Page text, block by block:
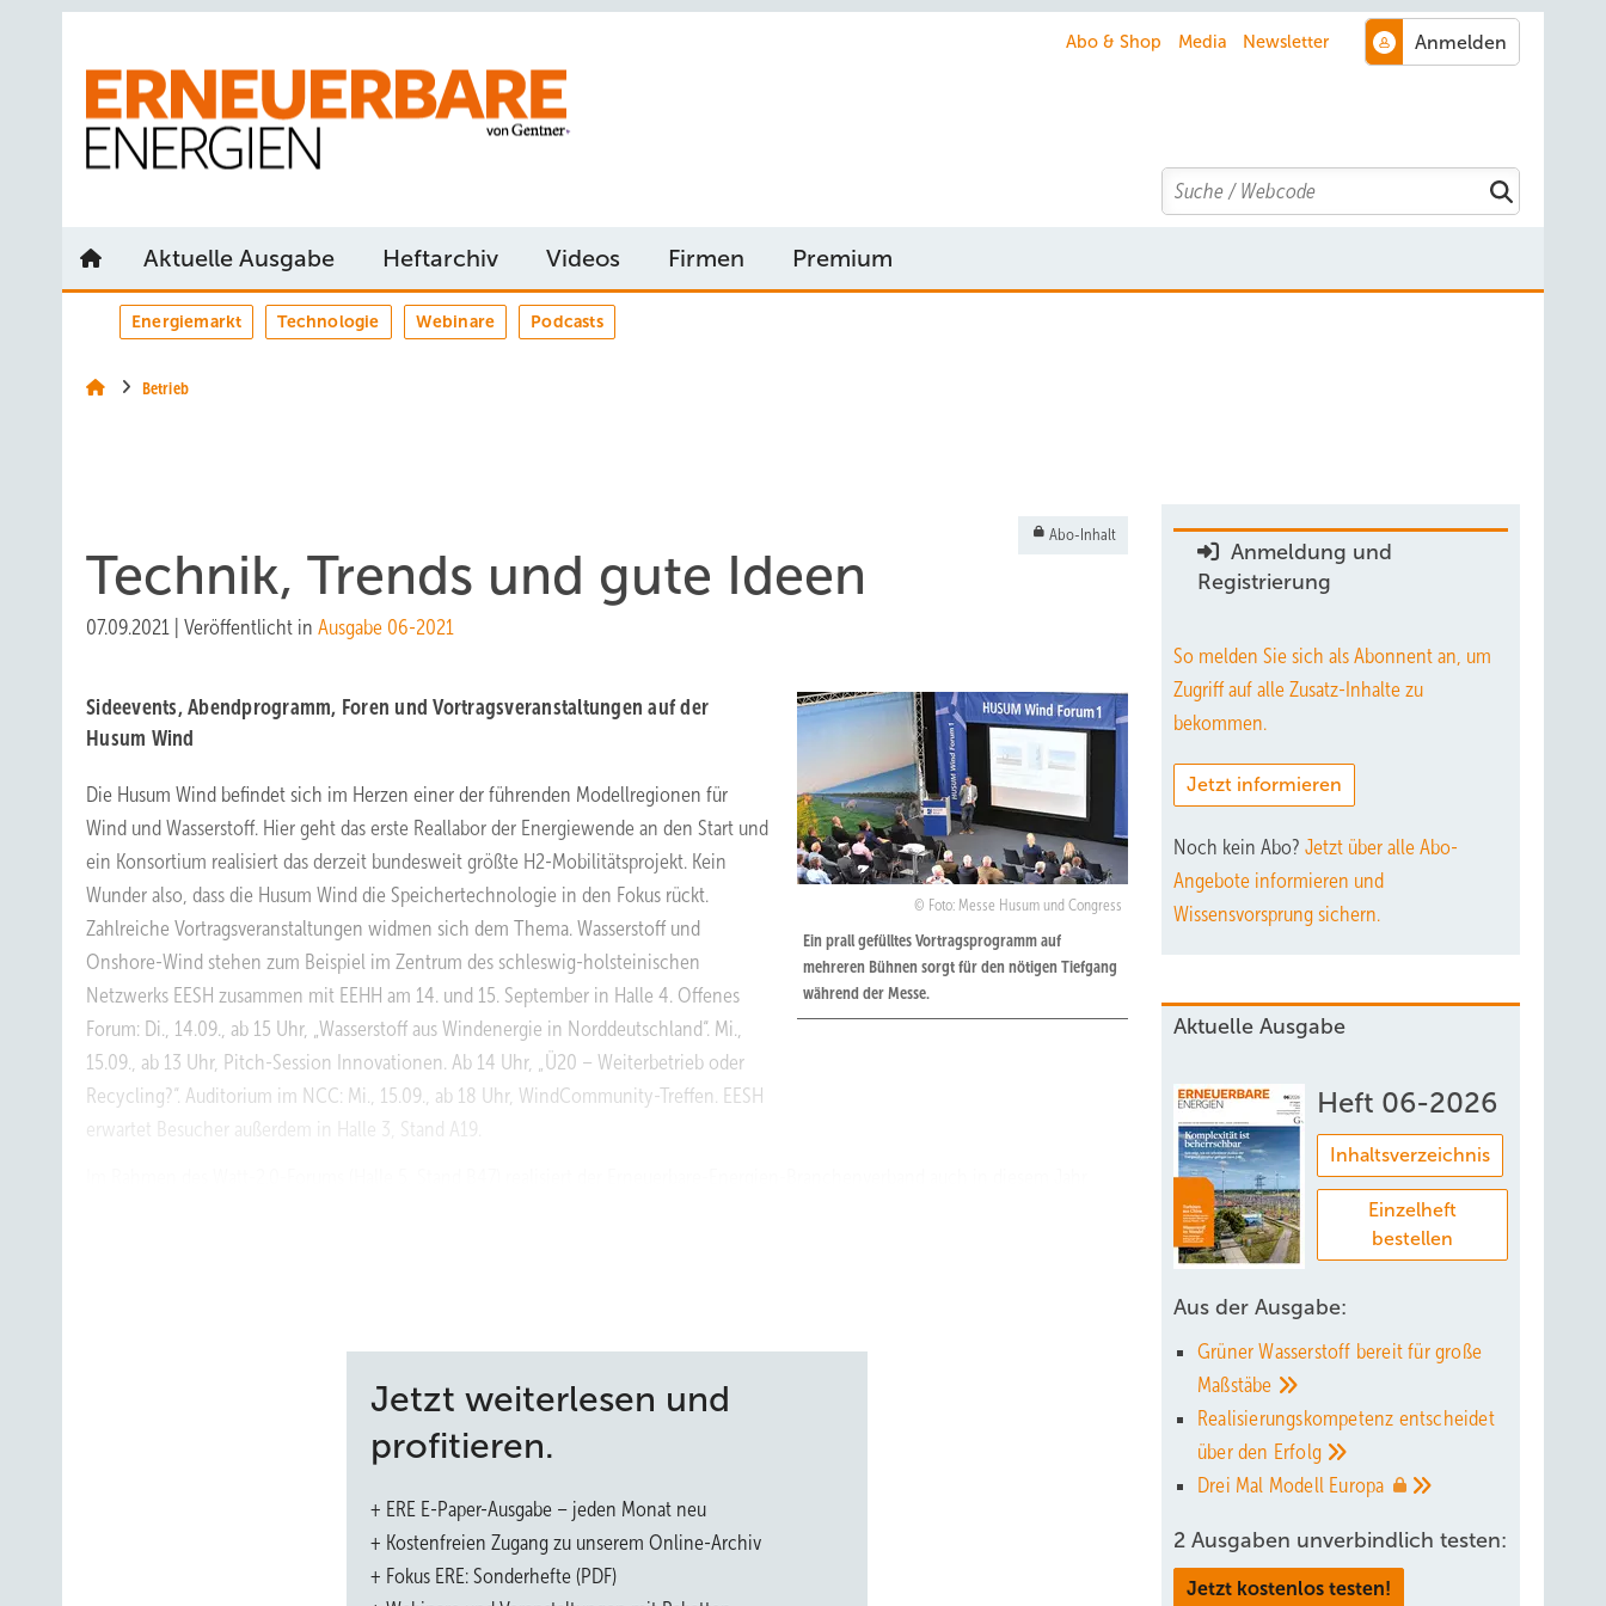
Abo & Shop Media Newsletter
Search
Aktuelle Ausgabe Heftarchiv Videos Firmen Premium
Energiemarkt Technologie Webinare Podcasts
Betrieb
Abo-Inhalt
Technik, Trends und gute Ideen
07.09.2021 Veröffentlicht in Ausgabe 06-2021
Foto: Messe Husum und Congress
Ein prall gefülltes Vortragsprogramm auf
mehreren Bühnen sorgt für den nötigen Tiefgang
während der Messe.
Sideevents, Abendprogramm, Foren und Vortragsveranstaltungen auf der
Husum Wind
Die Husum Wind befindet sich im Herzen einer der führenden Modellregionen für
Wind und Wasserstoff. Hier geht das erste Reallabor der Energiewende an den Start und
ein Konsortium realisiert das derzeit bundesweit größte H2-Mobilitätsprojekt. Kein
Wunder also, dass die Husum Wind die Speichertechnologie in den Fokus rückt.
Zahlreiche Vortragsveranstaltungen widmen sich dem Thema. Wasserstoff und
Onshore-Wind stehen zum Beispiel im Zentrum des schleswig-holsteinischen
Netzwerks EESH zusammen mit EEHH am 14. und 15. September in Halle 4. Offenes
Forum: Di., 14.09., ab 15 Uhr, „Wasserstoff aus Windenergie in Norddeutschland“. Mi.,
15.09., ab 13 Uhr, Pitch-Session Innovationen. Ab 14 Uhr, „Ü20 – Weiterbetrieb oder
Recycling?“. Auditorium im NCC: Mi., 15.09., ab 18 Uhr, WindCommunity-Treffen. EESH
erwartet Besucher außerdem in Halle 3, Stand A19.
Karen Wiltshire vom Alfred-Wegener-Institut.
Für Technik-Fans
Um Windtechnik geht es bei Steag. Fehlausrichtungen zuverlässig identifizieren und spürbar die Energieausbeute um ein Prozent
steigern – mit der Azimutfehlerkorrektur des Steag-Windcenters. Praxisbeispiele sollen die wirtschaftlichen Vorteile der Technologie
Jetzt weiterlesen und
profitieren.
+ ERE E-Paper-Ausgabe – jeden Monat neu
+ Kostenfreien Zugang zu unserem Online-Archiv
+ Fokus ERE: Sonderhefte (PDF)
Anmeldung und
Registrierung
So melden Sie sich als Abonnent an, um
Zugriff auf alle Zusatz-Inhalte zu
bekommen.
Jetzt informieren
Noch kein Abo? Jetzt über alle Abo-
Angebote informieren und
Wissensvorsprung sichern.
Aktuelle Ausgabe
Heft 06-2026
Inhaltsverzeichnis
Einzelheft
bestellen
Aus der Ausgabe:
Grüner Wasserstoff bereit für große
Maßstäbe
Realisierungskompetenz entscheidet
über den Erfolg
Drei Mal Modell Europa
2 Ausgaben unverbindlich testen:
Jetzt kostenlos testen!